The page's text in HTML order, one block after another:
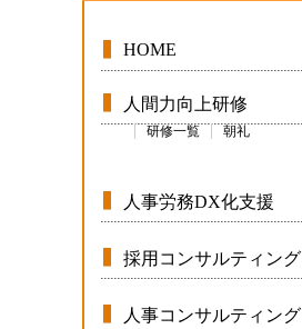
HOME
人間力向上研修
研修一覧 朝礼
人事労務DX化支援
採用コンサルティング
人事コンサルティング